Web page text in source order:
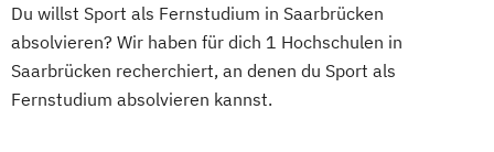
Du willst Sport als Fernstudium in Saarbrücken
absolvieren? Wir haben für dich 1 Hochschulen in
Saarbrücken recherchiert, an denen du Sport als
Fernstudium absolvieren kannst.